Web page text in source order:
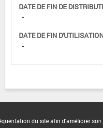
DATE DE FIN DE
-
DATE DE FIN
-
du site afin d'améliorer